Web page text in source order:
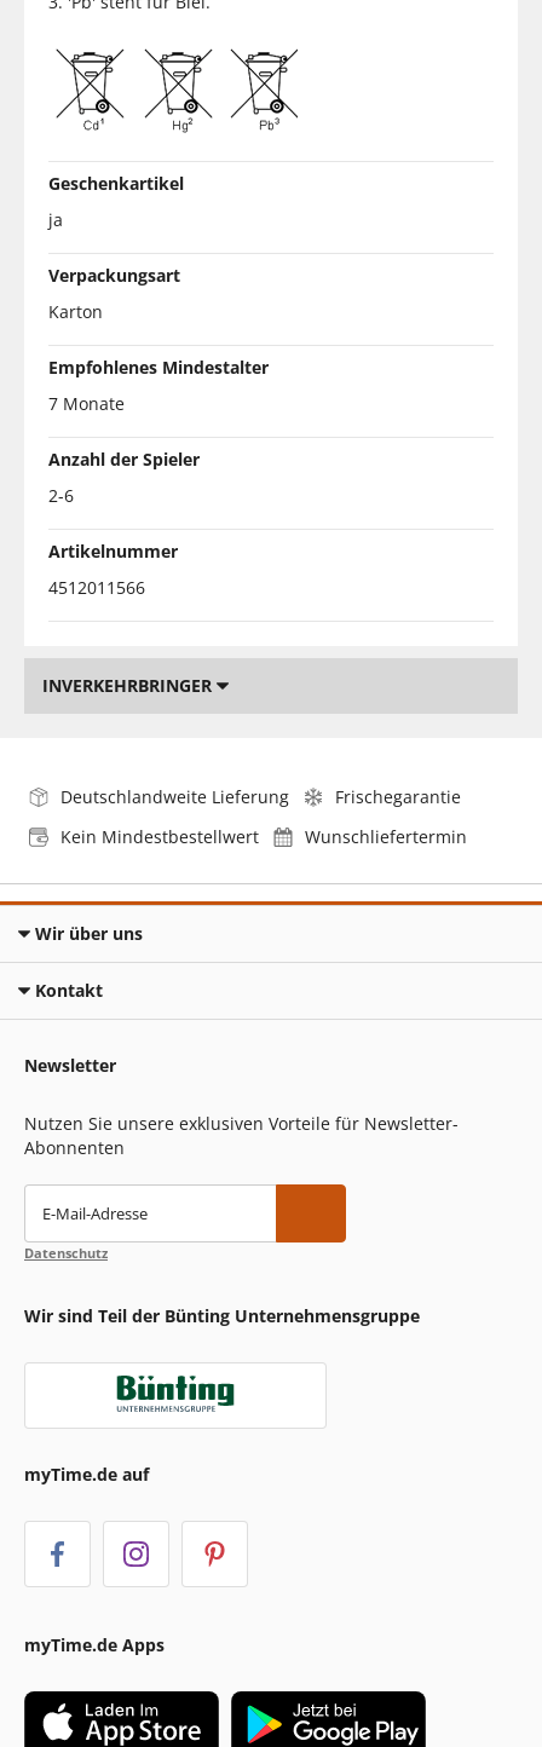
Geschenkartikel
ja
Verpackungsart
Karton
Empfohlenes Mindestalter
7 Monate
Anzahl der Spieler
2-6
Artikelnummer
4512011566
INVERKEHRBRINGER
Deutschlandweite Lieferung
Frischegarantie
Kein Mindestbestellwert
Wunschliefertermin
Wir über uns
Kontakt
Newsletter
Nutzen Sie unsere exklusiven Vorteile für Newsletter-
Abonnenten
E-Mail-Adresse
Datenschutz
Wir sind Teil der Bünting Unternehmensgruppe
myTime.de auf
myTime.de Apps